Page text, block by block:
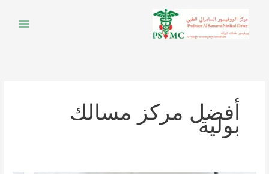
المحتوى
أفضل مركز مسالك
بولية